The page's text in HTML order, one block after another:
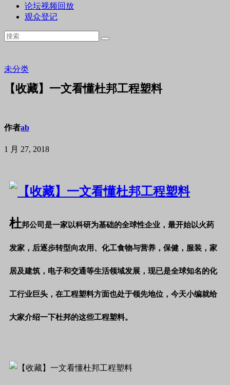
论坛视频回放
观众登记
未分类
【收藏】一文看懂杜邦工程塑料
作者ab
1 月 27, 2018
杜邦公司是一家以科研为基础的全球性企业，最开始以火药
发家，后逐步转型向农用、化工食物与营养，保健，服装，家
居及建筑，电子和交通等生活领域发展，现已是全球知名的化
工行业巨头，在工程塑料方面也处于领先地位，今天小编就给
大家介绍一下杜邦的这些工程塑料。